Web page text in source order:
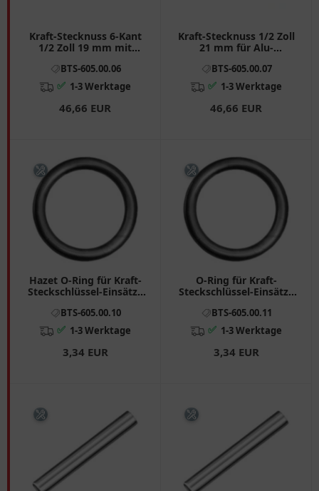
Kraft-Stecknuss 6-Kant
1/2 Zoll 19 mm mit
BTS-605.00.06
✅ 1-3 Werktage
46,66 EUR
Kraft-Stecknuss 1/2 Zoll
21 mm für Alu-
BTS-605.00.07
✅ 1-3 Werktage
46,66 EUR
Hazet O-Ring für Kraft-
Steckschlüssel-Einsätze
T60
BTS-605.00.10
✅ 1-3 Werktage
3,34 EUR
O-Ring für Kraft-
Steckschlüssel-Einsätze
BTS-605.00.11
✅ 1-3 Werktage
3,34 EUR